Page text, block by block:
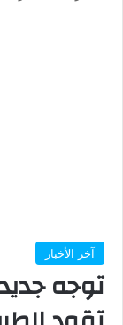
آخر الأخبار